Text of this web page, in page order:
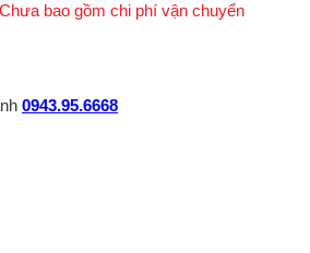
bao gồm chi phí vận chuyển
0943.95.6668